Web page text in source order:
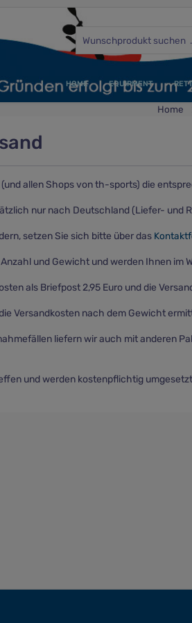
HOME EQUIPMENT
Home
allen Shops von th-sports) die
nur nach Deutschland (Liefer- und
setzen Sie sich bitte über das
und Gewicht und werden Ihnen im
als Briefpost 2,95 Euro und die
Versandkosten nach dem Gewicht
liefern wir auch mit anderen
und werden kostenpflichtig